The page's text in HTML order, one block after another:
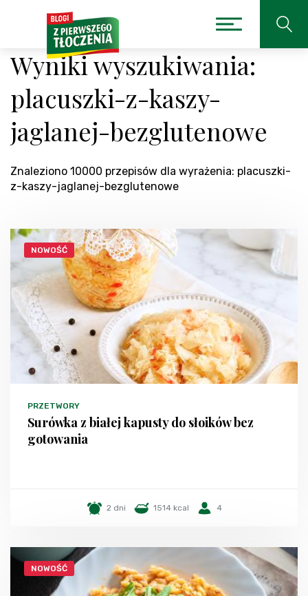
Wyniki wyszukiwania:
placuszki-z-kaszy-
jaglanej-bezglutenowe
Znaleziono 10000 przepisów dla wyrażenia: placuszki-
z-kaszy-jaglanej-bezglutenowe
NOWOŚĆ
PRZETWORY
Surówka z białej kapusty do słoików bez
gotowania
2 dni 1514 kcal 4
NOWOŚĆ